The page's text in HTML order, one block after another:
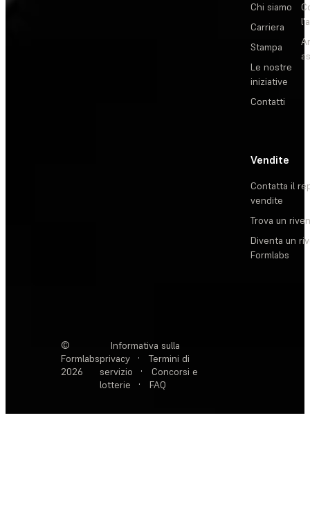
Chi siamo
Carriera
Stampa
Le nostre
iniziative
Contatti
Vendite
Contatta il
vendite
Trova un
Diventa un
Formlabs
©
Formlabs
2026
Informativa sulla
privacy
·
Termini di
servizio
·
Concorsi e
lotterie
· FAQ